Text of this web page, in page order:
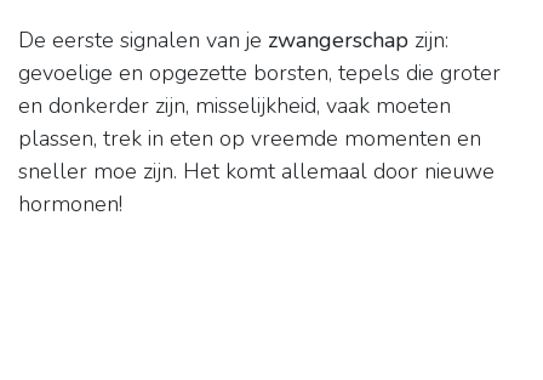
De eerste signalen van je zwangerschap zijn:
gevoelige en opgezette borsten, tepels die groter
en donkerder zijn, misselijkheid, vaak moeten
plassen, trek in eten op vreemde momenten en
sneller moe zijn. Het komt allemaal door nieuwe
hormonen!